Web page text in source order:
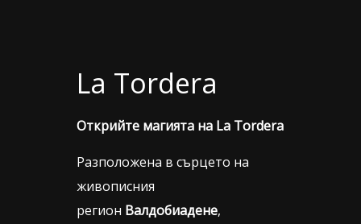
La Tordera
Открийте магията на La Tordera
Разположена в сърцето на
живописния
регион Валдобиадене,